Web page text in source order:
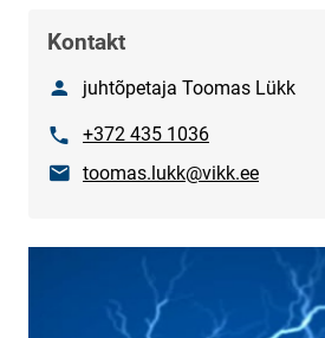
Kontakt
Nimijuhtõpetaja Toomas Lükk
Telefon+372 435 1036
E-posttoomas.lukk@vikk.ee